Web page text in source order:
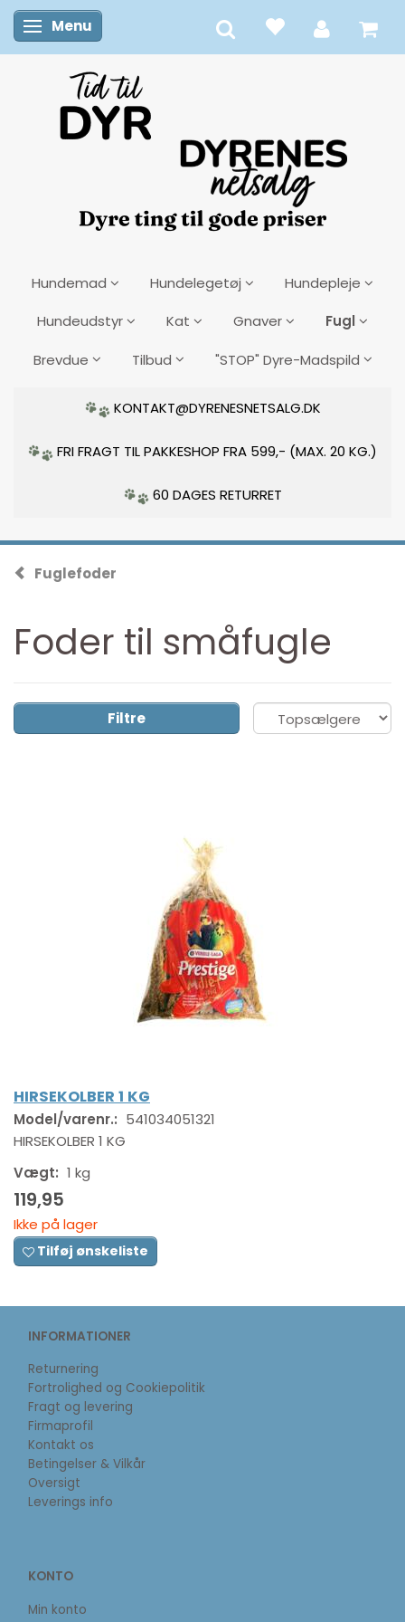
Skifte navigation
Menu
Hundemad Hundelegetøj Hundepleje
Hundeudstyr Kat Gnaver Fugl
Brevdue Tilbud "STOP" Dyre-Madspild
KONTAKT@DYRENESNETSALG.DK
FRI FRAGT TIL PAKKESHOP FRA 599,- (MAX. 20 KG.)
60 DAGES RETURRET
Fuglefoder
Foder til småfugle
Filtre
HIRSEKOLBER 1 KG
Model/varenr.: 541034051321
HIRSEKOLBER 1 KG
Vægt: 1 kg
119,95
Ikke på lager
Tilføj ønskeliste
INFORMATIONER
Returnering
Fortrolighed og Cookiepolitik
Fragt og levering
Firmaprofil
Kontakt os
Betingelser & Vilkår
Oversigt
Leverings info
KONTO
Min konto